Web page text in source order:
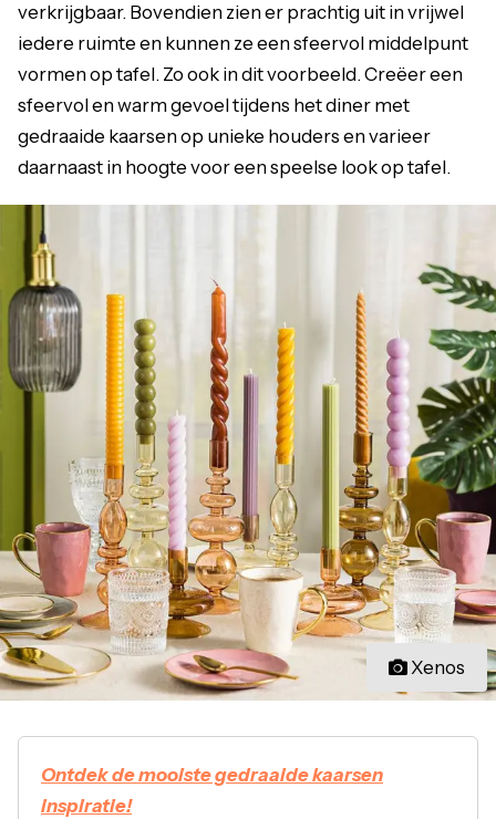
verkrijgbaar. Bovendien zien er prachtig uit in vrijwel
iedere ruimte en kunnen ze een sfeervol middelpunt
vormen op tafel. Zo ook in dit voorbeeld. Creëer een
sfeervol en warm gevoel tijdens het diner met
gedraaide kaarsen op unieke houders en varieer
daarnaast in hoogte voor een speelse look op tafel.
Xenos
Ontdek de mooiste gedraaide kaarsen
inspiratie!